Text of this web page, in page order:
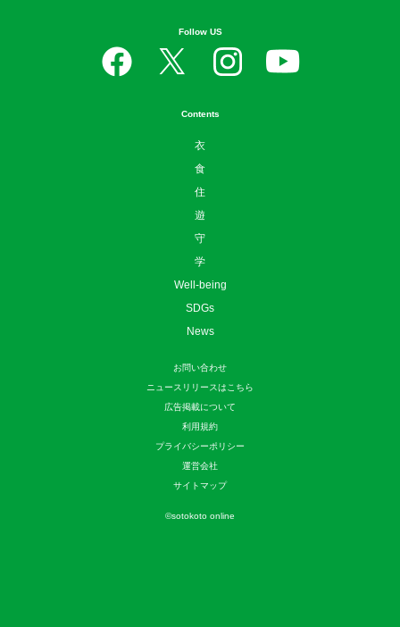
Follow US
Contents
衣
食
住
遊
守
学
Well-being
SDGs
News
お問い合わせ
ニュースリリースはこちら
広告掲載について
利用規約
プライバシーポリシー
運営会社
サイトマップ
©sotokoto online